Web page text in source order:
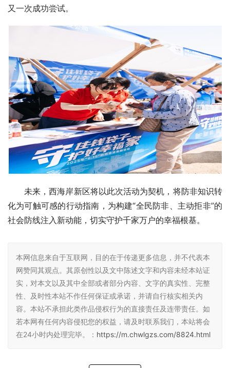
又一次成功尝试。
未来，西海岸新区将以此次活动为契机，将防非知识转
化为可触可感的行动指南，为构建“全民防非、主动拒非”的
社会防线注入新动能，切实守护千家万户的幸福根基。
本网信息来自于互联网，目的在于传递更多信息，并不代表本
网赞同其观点。其原创性以及文中陈述文字和内容未经本站证
实，对本文以及其中全部或者部分内容、文字的真实性、完整
性、及时性本站不作任何保证或承诺，并请自行核实相关内
容。本站不承担此类作品侵权行为的直接责任及连带责任。如
若本网有任何内容侵犯您的权益，请及时联系我们，本站将会
在24小时内处理完毕。： https://m.chwlgzs.com/8824.html